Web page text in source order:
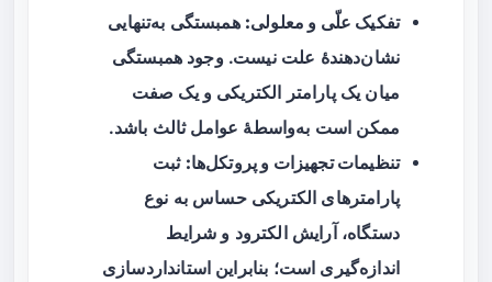
تفکیک علّی و معلولی: همبستگی به‌تنهایی
نشان‌دهندهٔ علت نیست. وجود همبستگی
میان یک پارامتر الکتریکی و یک صفت
ممکن است به‌واسطهٔ عوامل ثالث باشد.
تنظیمات تجهیزات و پروتکل‌ها: ثبت
پارامترهای الکتریکی حساس به نوع
دستگاه، آرایش الکترود و شرایط
اندازه‌گیری است؛ بنابراین استانداردسازی